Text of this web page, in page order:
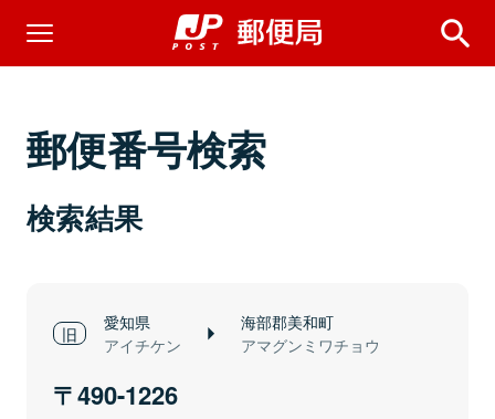
郵便番号検索
検索結果
愛知県
アイチケン
海部郡美和町
アマグンミワチョウ
490-1226